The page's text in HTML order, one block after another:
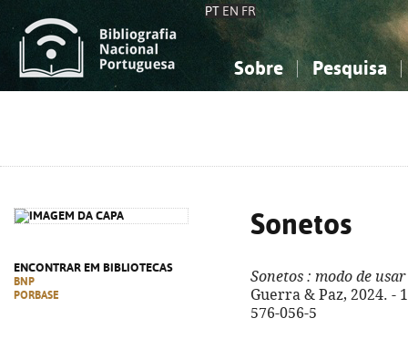
PT EN FR
Sobre Pesquisa
ENCONTRAR EM BIBLIOTECAS
BNP
PORBASE
Sonetos
Sonetos : modo de usar
Guerra & Paz, 2024. -
576-056-5